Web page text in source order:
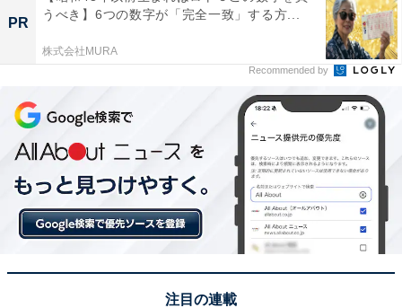
PR
うべき】6つの数字が「完全一致」する方...
株式会社MURA
Recommended by
注目の連載